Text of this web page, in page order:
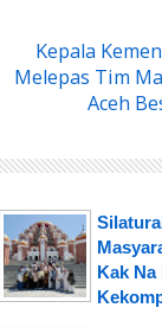
Kepala
Melepas Tim
Aceh
Kak Na